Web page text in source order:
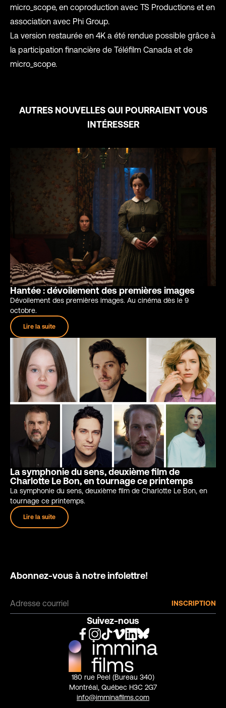
micro_scope, en coproduction avec TS Productions et en
association avec Phi Group.
La version restaurée en 4K a été rendue possible grâce à
la participation financière de Téléfilm Canada et de
micro_scope.
AUTRES NOUVELLES QUI POURRAIENT VOUS
INTÉRESSER
Hantée : dévoilement des premières images
Dévoilement des premières images. Au cinéma dès le 9
octobre.
Lire la suite
La symphonie du sens, deuxième film de
Charlotte Le Bon, en tournage ce printemps
La symphonie du sens, deuxième film de Charlotte Le Bon, en
tournage ce printemps.
Lire la suite
180 rue Peel (Bureau 340)
Montréal, Québec H3C 2G7
info@imminafilms.com
Suivez-nous
Abonnez-vous à notre infolettre!